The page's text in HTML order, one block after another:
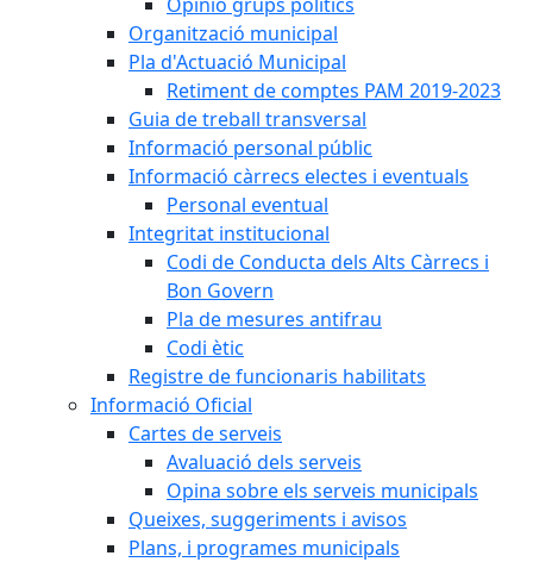
Organització municipal
Pla d'Actuació Municipal
Retiment de comptes PAM 2019-2023
Guia de treball transversal
Informació personal públic
Informació càrrecs electes i eventuals
Personal eventual
Integritat institucional
Codi de Conducta dels Alts Càrrecs i
Bon Govern
Pla de mesures antifrau
Codi ètic
Registre de funcionaris habilitats
Informació Oficial
Cartes de serveis
Avaluació dels serveis
Opina sobre els serveis municipals
Queixes, suggeriments i avisos
Plans, i programes municipals